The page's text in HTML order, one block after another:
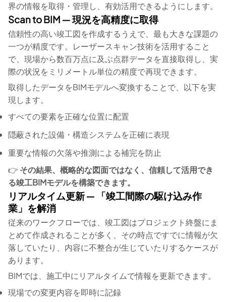
界の情報を取得・管理し、有効活用できるようにします。
Scan to BIM ― 現況を高精度に取得
信頼性の高い竣工図を作成するうえで、最も大きな課題の
一つが精度です。レーザースキャン技術を活用すること
で、現場から数百万点に及ぶ点群データを直接取得し、実
際の状況をミリメートル単位の精度で再現できます。
取得したデータをBIMモデルへ変換することで、以下を実
現します。
すべての要素を正確な位置に配置
隠蔽された設備・構造システムを正確に表現
重要な情報の欠落や推測による補完を防止
👉 その結果、概略的な図面ではなく、信頼して活用でき
る竣工BIMモデルを構築できます。
リアルタイム更新 ― 「竣工間際の駆け込み作
業」を解消
従来のワークフローでは、竣工図はプロジェクト終盤にま
とめて作成されることが多く、その時点ですでに情報が欠
落していたり、内容に不整合が生じていたりするケースが
あります。
BIMでは、施工中にリアルタイムで情報を更新できます。
現場での変更内容を即時に記録